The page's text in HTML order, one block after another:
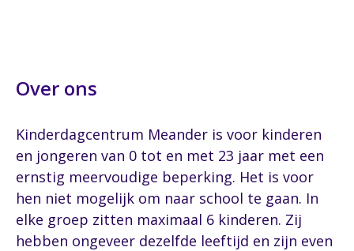
Over ons
Kinderdagcentrum Meander is voor kinderen
en jongeren van 0 tot en met 23 jaar met een
ernstig meervoudige beperking. Het is voor
hen niet mogelijk om naar school te gaan. In
elke groep zitten maximaal 6 kinderen. Zij
hebben ongeveer dezelfde leeftijd en zijn even